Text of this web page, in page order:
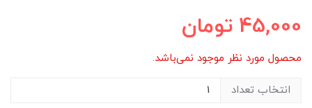
45,000 تومان
محصول مورد نظر موجود نمی‌باشد.
انتخاب تعداد